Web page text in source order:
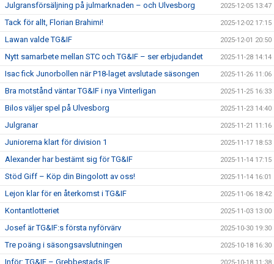
Julgransförsäljning på julmarknaden – och Ulvesborg 2025-12-05 13:47
Tack för allt, Florian Brahimi! 2025-12-02 17:15
Lawan valde TG&IF 2025-12-01 20:50
Nytt samarbete mellan STC och TG&IF – ser erbjudandet 2025-11-28 14:14
Isac fick Junorbollen när P18-laget avslutade säsongen 2025-11-26 11:06
Bra motstånd väntar TG&IF i nya Vinterligan 2025-11-25 16:33
Bilos väljer spel på Ulvesborg 2025-11-23 14:40
Julgranar 2025-11-21 11:16
Juniorerna klart för division 1 2025-11-17 18:53
Alexander har bestämt sig för TG&IF 2025-11-14 17:15
Stöd Giff – Köp din Bingolott av oss! 2025-11-14 16:01
Lejon klar för en återkomst i TG&IF 2025-11-06 18:42
Kontantlotteriet 2025-11-03 13:00
Josef är TG&IF:s första nyförvärv 2025-10-30 19:30
Tre poäng i säsongsavslutningen 2025-10-18 16:30
Inför: TG&IF – Grebbestads IF